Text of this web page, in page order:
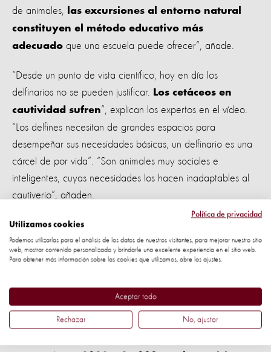
de animales,
las excursiones al entorno natural
constituyen el método educativo más
adecuado que una escuela puede ofrecer”, añade.
“Desde un punto de vista científico, hoy en día los
delfinarios no se pueden justificar.
Los cetáceos en
cautividad sufren”, explican los expertos en el vídeo.
“Los delfines necesitan de grandes espacios para
desempeñar sus necesidades básicas, un delfinario es una
cárcel de por vida”. “Son animales muy sociales e
inteligentes, cuyas necesidades los hacen inadaptables al
cautiverio”, añaden.
“Los delfinarios ofrecen una
arcaicaque contribuye a perpetuar la idea de que los
animales están para nuestro uso y entretenimiento, que su
ahí para nosotros, para que los utilicemos”, añade Jenny
Rodríguez, activista pro bienestar animal e influencer
conocida como @soyvegana_Jenny en redes sociales.
Política de privacidad
Utilizamos cookies
Podemos utilizarlas para el análisis de los datos de nuestros visitantes, para mejorar nuestro sitio
web, mostrar contenido personalizado y brindarle una excelente experiencia en el sitio web.
Para obtener más información sobre las cookies que utilizamos, abre los ajustes.
Aceptar todo
Rechazar No, ajustar